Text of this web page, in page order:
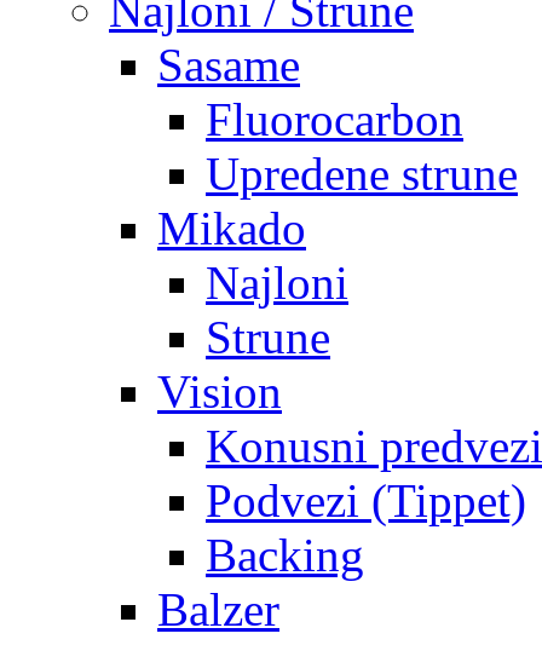
Sasame
Fluorocarbon
Upredene strune
Mikado
Najloni
Strune
Vision
Konusni predvezi
Podvezi (Tippet)
Backing
Balzer